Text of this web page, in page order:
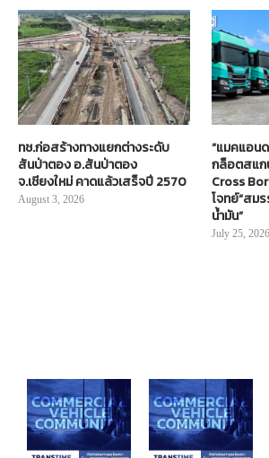
ทช.ก่อสร้างทางแยกต่างระดับ
สันป่าตอง อ.สันป่าตอง
จ.เชียงใหม่ คาดแล้วเสร็จปี 2570
August 3, 2026
“แมคแอน
กล็อตสแก
Cross
โจทย์“สม
น้ำมัน”
July 25, 2026